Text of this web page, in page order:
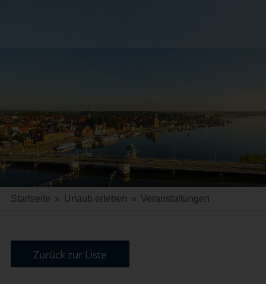
Startseite » Urlaub erleben » Veranstaltungen
Zurück zur Liste